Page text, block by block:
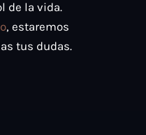
de la vida.
, estaremos
tus dudas.